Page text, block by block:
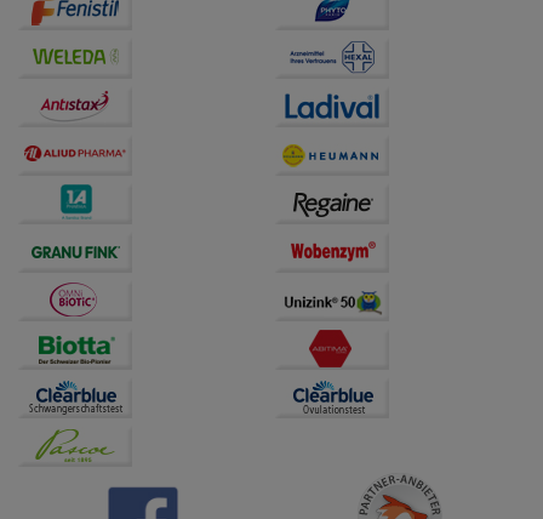
Drittseiten möglichst relevant für Sie zu gestalten.
Bitte beachten Sie, dass Daten hierfür teilweise an
Dritte wie z.B. Google oder soziale Medien